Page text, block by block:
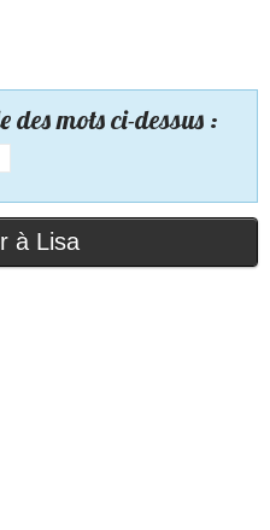
mots ci-dessus :